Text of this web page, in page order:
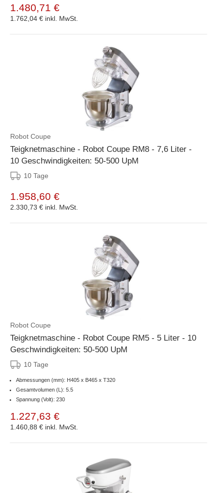
1.480,71 €
1.762,04 € inkl. MwSt.
Robot Coupe
Teigknetmaschine - Robot Coupe RM8 - 7,6 Liter -
10 Geschwindigkeiten: 50-500 UpM
10 Tage
1.958,60 €
2.330,73 € inkl. MwSt.
Robot Coupe
Teigknetmaschine - Robot Coupe RM5 - 5 Liter - 10
Geschwindigkeiten: 50-500 UpM
10 Tage
Abmessungen (mm): H405 x B465 x T320
Gesamtvolumen (L): 5.5
Spannung (Volt): 230
1.227,63 €
1.460,88 € inkl. MwSt.